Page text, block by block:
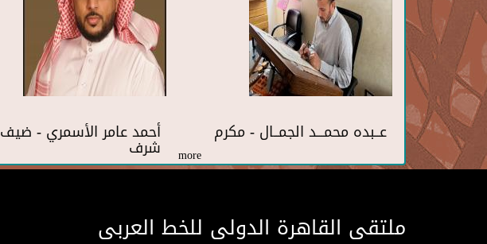
أحمد عامر الأسمري - ضيف
شرف
عــبده محمـــد الجمــال - مكرم
more
ملتقى القاهرة الدولى للخط العربى